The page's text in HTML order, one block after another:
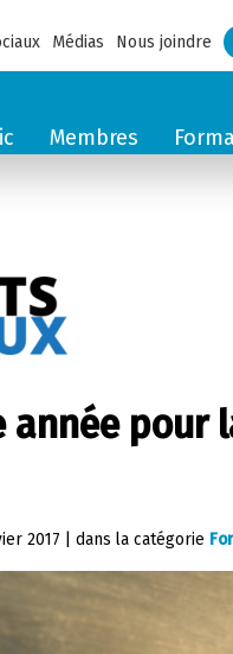
Médias Nous joindre
Membres
année
2017 dans la catégorie